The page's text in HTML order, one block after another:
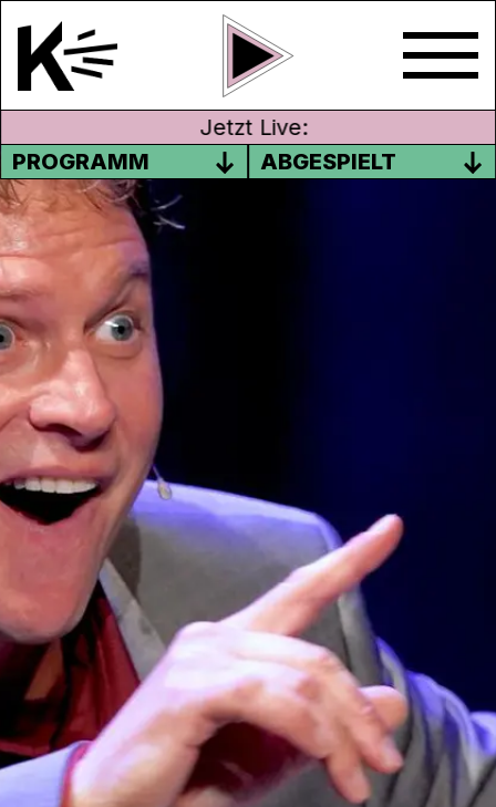
Jetzt Live:
PROGRAMM
ABGESPIELT
RADIO SILBERGRAU – BEN
VATTER
03. April 2022
Moderation: Elisabeth Zulauf, Rolf
Burgermeister, Margarita Beiner, Roland
Schmied, Erika Krättli
Alt, aber nicht verstaubt
begeistert, aber nicht verbissen –
Seniorinnen und Senioren machen Radio.
Wir produzieren monatlich eine
Magazinsendung,
gefüllt mit spannenden Themen und
leichter Musik –
unsere silbergraue Stunde für alle, die gern
Radio hören.